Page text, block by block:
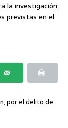
la investigación
previstas en el
por el delito de